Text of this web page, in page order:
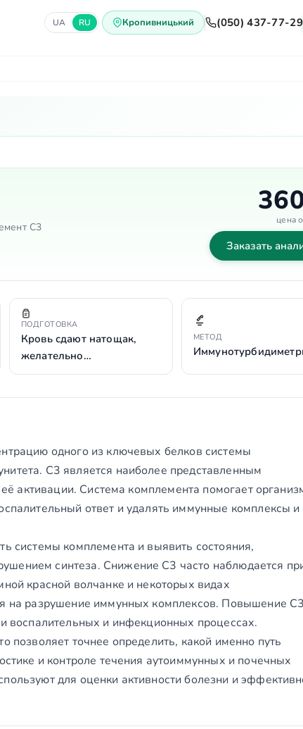
UA RU Кропивницький (050) 437-77-29
С3
цена
Заказать
ПОДГОТОВКА
Кровь сдают натощак,
желательно…
МЕТОД
одного из ключевых белков системы
C3 является наиболее представленным
активации. Система комплемента помогает
ответ и удалять иммунные комплексы и
системы комплемента и выявить состояния,
синтеза. Снижение C3 часто наблюдается
красной волчанке и некоторых видах
на разрушение иммунных комплексов. Повышение C3
воспалительных и инфекционных процессах.
точнее определить, какой именно путь
и контроле течения аутоиммунных и почечных
для оценки активности болезни и